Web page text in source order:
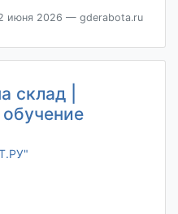
июня 2026 — gderabota.ru
склад |